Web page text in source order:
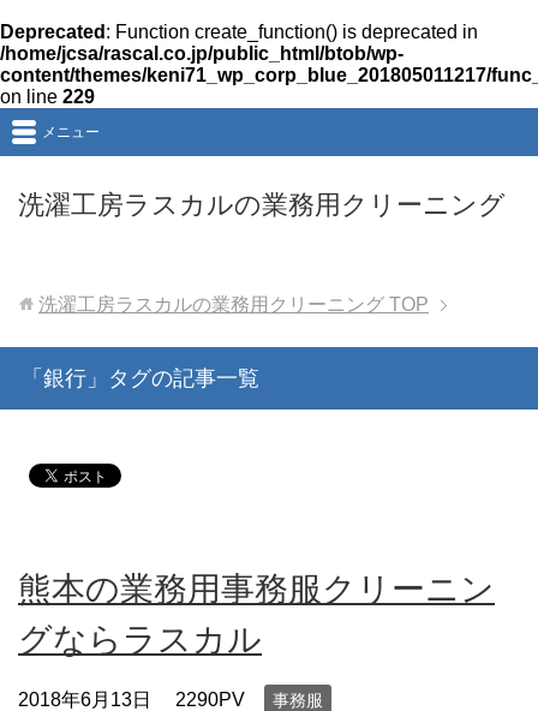
Deprecated : Function create_function() is deprecated in
/home/jcsa/rascal.co.jp/public_html/btob/wp-
content/themes/keni71_wp_corp_blue_201805011217/
on line 229
洗濯工房ラスカルの業務用クリーニング
メニュー
洗濯工房ラスカルの業務用クリーニング TOP
「銀行」タグの記事一覧
熊本の業務用事務服クリーニン
グならラスカル
2018年6月13日 2290PV 事務服